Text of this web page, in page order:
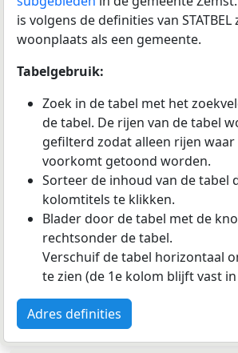
is volgens de definities van STATBEL
woonplaats als een gemeente.
Tabelgebruik:
Zoek in de tabel met het
de tabel. De rijen van de tabel
gefilterd zodat alleen rijen
voorkomt getoond worden.
Sorteer de inhoud van de tabel
kolomtitels te klikken.
Blader door de tabel met de
rechtsonder de tabel.
Verschuif de tabel horizontaal
te zien (de 1e kolom blijft vast
Adres definities